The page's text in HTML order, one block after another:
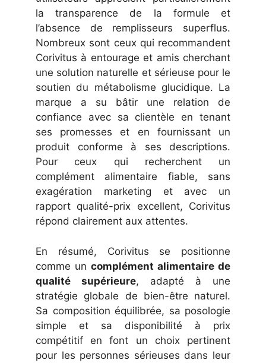
la transparence de la formule et
l’absence de remplisseurs superflus.
Nombreux sont ceux qui recommandent
Corivitus à entourage et amis cherchant
une solution naturelle et sérieuse pour le
soutien du métabolisme glucidique. La
marque a su bâtir une relation de
confiance avec sa clientèle en tenant
ses promesses et en fournissant un
produit conforme à ses descriptions.
Pour ceux qui recherchent un
complément alimentaire fiable, sans
exagération marketing et avec un
rapport qualité-prix excellent, Corivitus
répond clairement aux attentes.
En résumé, Corivitus se positionne
comme un complément alimentaire de
qualité supérieure, adapté à une
stratégie globale de bien-être naturel.
Sa composition équilibrée, sa posologie
simple et sa disponibilité à prix
compétitif en font un choix pertinent
pour les personnes sérieuses dans leur